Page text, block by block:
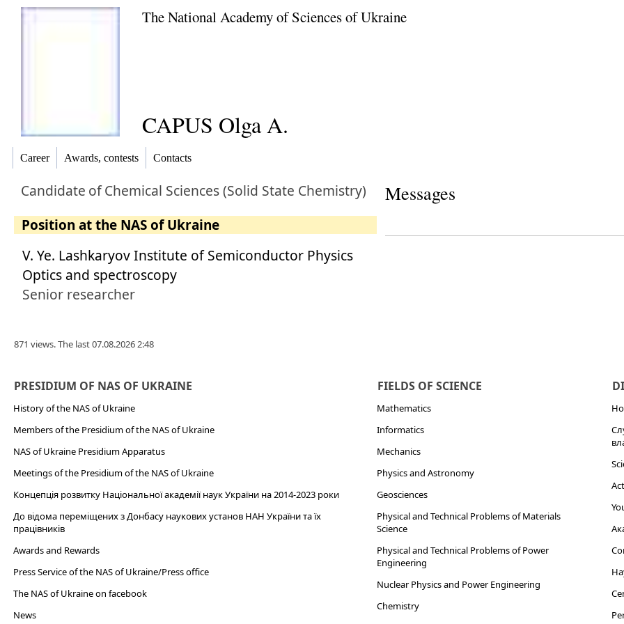
The National Academy of Sciences of Ukraine
CAPUS Olga A.
Career Awards, contests Contacts
Candidate ofChemical Sciences (Solid State Chemistry)
Position at the NAS of Ukraine
V. Ye. Lashkaryov Institute of Semiconductor Physics
Optics and spectroscopy
Senior researcher
871 views. The last 07.08.2026 2:48
Messages
PRESIDIUM OF NAS OF UKRAINE
History of the NAS of Ukraine
Members of the Presidium of the NAS of Ukraine
NAS of Ukraine Presidium Apparatus​
Meetings of the Presidium of the NAS of Ukraine
Концепція розвитку Національної академії наук України на 2014-2023 роки
До відома переміщених з Донбасу наукових установ НАН України та їх
працівників
Awards and Rewards
Press Service of the NAS of Ukraine/Press office
The NAS of Ukraine on facebook
News
FIELDS OF SCIENCE
Mathematics
Informatics
Mechanics
Physics and Astronomy
Geosciences
Physical and Technical Problems of Materials
Science
Physical and Technical Problems of Power
Engineering
Nuclear Physics and Power Engineering
Chemistry